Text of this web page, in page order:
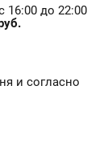
16:00 до 22:00
и согласно